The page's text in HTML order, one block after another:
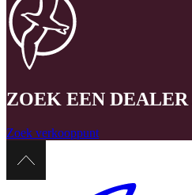
ZOEK EEN DEALER
Zoek verkooppunt